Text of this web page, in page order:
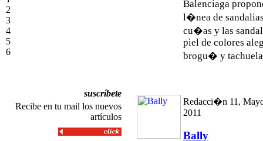
2
3
4
5
6
suscríbete
Recibe en tu mail los nuevos
artículos
Balenciaga
l�nea de
cu�as y las
piel de colores
brogu� y
Redacci�n 11,
2011
Bally